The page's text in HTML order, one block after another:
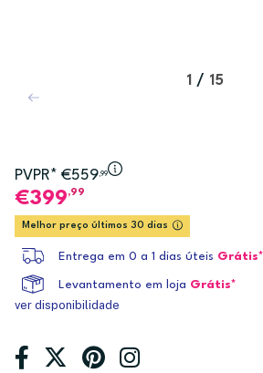
1 / 15
PVPR* €559,99
399,99
Melhor preço últimos 30 dias
Entrega em 0 a 1 dias úteis Grátis*
Levantamento em loja Grátis*
ver disponibilidade